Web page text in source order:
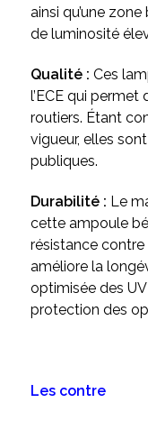
ainsi qu’une
de luminosité
Qualité : Ces
l’ECE qui permet
routiers. Étant
vigueur, elles
publiques.
Durabilité : Le
cette ampoule
résistance
améliore la
optimisée des
protection des
Les contre